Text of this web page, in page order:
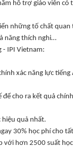
hỗ trợ giáo viên có
những tố chất
năng thích nghi…
- IPI Vietnam:
xác năng lực
cho ra kết quả
quả nhất.
30% học phí cho
với hơn 2500 suất